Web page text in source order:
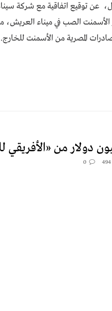
عن توقيع اتفاقية مع شركة
الصب في ميناء العريش،
المصرية من الأسمنت
494
0